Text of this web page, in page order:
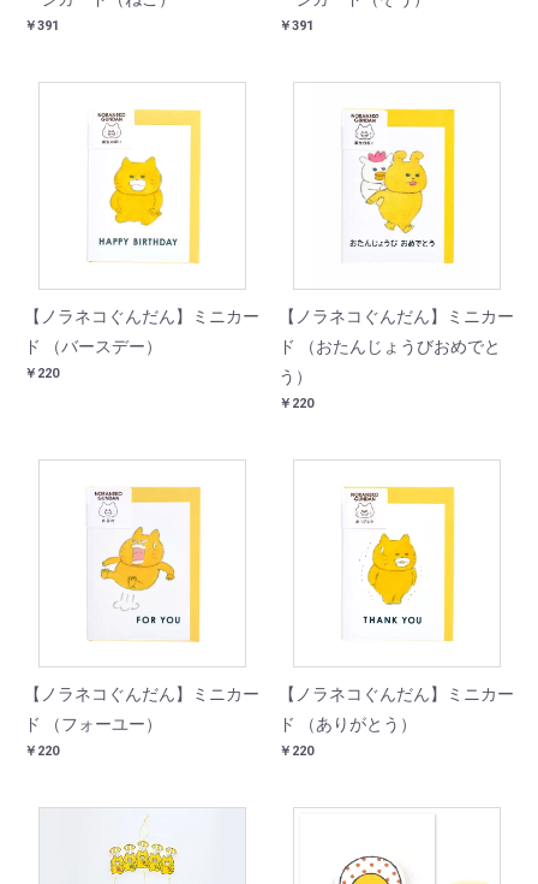
￥391 ￥391
【ノラネコぐんだん】ミニカー
ド （バースデー）
￥220
【ノラネコぐんだん】ミニカー
ド （おたんじょうびおめでと
う）
￥220
【ノラネコぐんだん】ミニカー
ド （フォーユー）
￥220
【ノラネコぐんだん】ミニカー
ド （ありがとう）
￥220